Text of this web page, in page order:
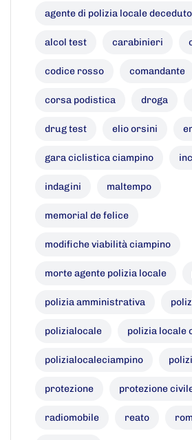
agente di polizia locale
alcol test carabinieri
codice rosso comandante
corsa podistica droga
drug test elio orsini
gara ciclistica ciampino
indagini maltempo
memorial de felice
modifiche viabilità ciampino
morte agente polizia locale
polizia amministrativa
polizialocale polizia locale
polizialocaleciampino
protezione protezione
radiomobile reato